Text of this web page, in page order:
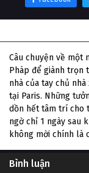
Câu chuyện về một
Pháp để giành trọn
nhà của tay chủ
tại Paris. Những
dồn hết tâm trí cho
ngờ chỉ 1 ngày sau
không mời chính là
Bình luận